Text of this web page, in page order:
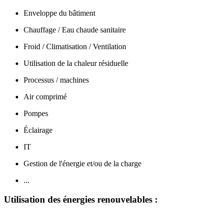
Enveloppe du bâtiment
Chauffage / Eau chaude sanitaire
Froid / Climatisation / Ventilation
Utilisation de la chaleur résiduelle
Processus / machines
Air comprimé
Pompes
Éclairage
IT
Gestion de l'énergie et/ou de la charge
...
Utilisation des énergies renouvelables :